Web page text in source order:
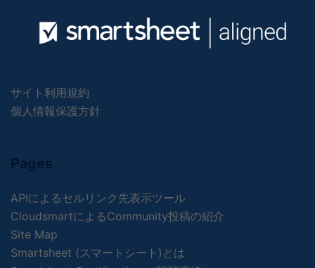
サイト利用規約
個人情報保護方針
Pages
APIによるセルリンク先表示ツール
CloudsmartによるCommunity投稿の紹介
Site Map
Smartsheet (スマートシート)とは